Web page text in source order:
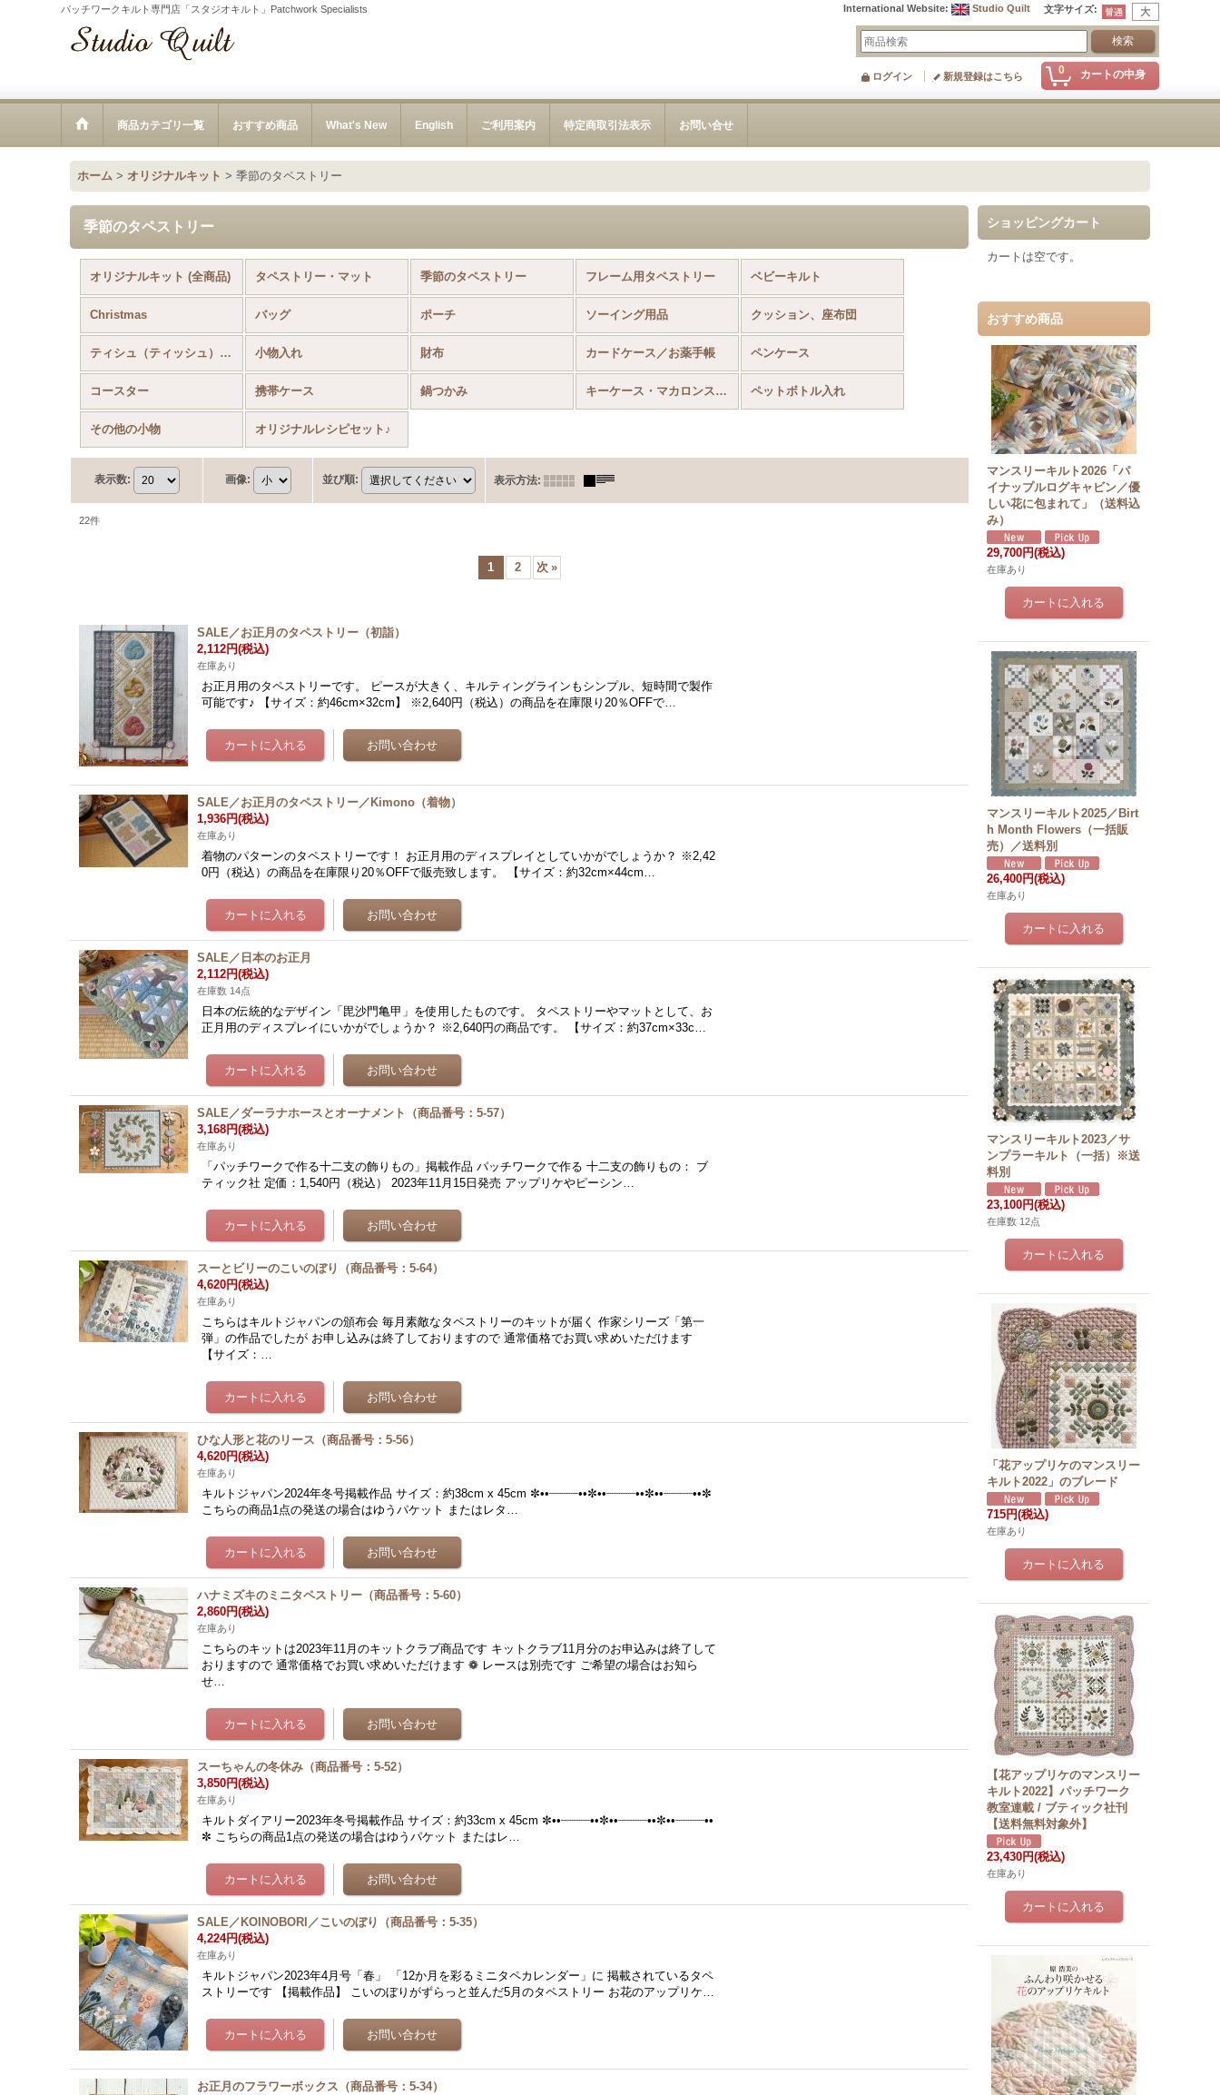
パッチワークキルト専門店「スタジオキルト」Patchwork Specialists 文字サイズ:
International Website: Studio Quilt
0 カートの中身
ログイン 新規登録はこちら
商品カテゴリ一覧 おすすめ商品 What's New English ご利用案内 特定商取引法表示 お問い合せ
ホーム > オリジナルキット > 季節のタペストリー
ショッピングカート
カートは空です。
おすすめ商品
マンスリーキルト2026「パ
イナップルログキャビン／優
しい花に包まれて」（送料込
み）
29,700円(税込)
在庫あり
マンスリーキルト2025／Birt
h Month Flowers（一括販
売）／送料別
26,400円(税込)
在庫あり
マンスリーキルト2023／サ
ンプラーキルト（一括）※送
料別
23,100円(税込)
在庫数 12点
「花アップリケのマンスリー
キルト2022」のブレード
715円(税込)
在庫あり
【花アップリケのマンスリー
キルト2022】パッチワーク
教室連載 / ブティック社刊
【送料無料対象外】
23,430円(税込)
在庫あり
季節のタペストリー
オリジナルキット (全商品) タペストリー・マット 季節のタペストリー フレーム用タペストリー ベビーキルト
Christmas バッグ ポーチ ソーイング用品 クッション、座布団
ティシュ（ティッシュ）ケース 小物入れ 財布 カードケース／お薬手帳 ペンケース
コースター 携帯ケース 鍋つかみ キーケース・マカロンストラップ ペットボトル入れ
その他の小物 オリジナルレシピセット♪
表示数: 画像: 並び順: 表示方法:
22件
1 2 次 »
SALE／お正月のタペストリー（初詣）
2,112円(税込)
在庫あり
お正月用のタペストリーです。 ピースが大きく、キルティングラインもシンプル、短時間で製作
可能です♪ 【サイズ：約46cm×32cm】 ※2,640円（税込）の商品を在庫限り20％OFFで…
SALE／お正月のタペストリー／Kimono（着物）
1,936円(税込)
在庫あり
着物のパターンのタペストリーです！ お正月用のディスプレイとしていかがでしょうか？ ※2,42
0円（税込）の商品を在庫限り20％OFFで販売致します。 【サイズ：約32cm×44cm…
SALE／日本のお正月
2,112円(税込)
在庫数 14点
日本の伝統的なデザイン「毘沙門亀甲」を使用したものです。 タペストリーやマットとして、お
正月用のディスプレイにいかがでしょうか？ ※2,640円の商品です。 【サイズ：約37cm×33c…
SALE／ダーラナホースとオーナメント（商品番号：5-57）
3,168円(税込)
在庫あり
「パッチワークで作る十二支の飾りもの」掲載作品 パッチワークで作る 十二支の飾りもの： ブ
ティック社 定価：1,540円（税込） 2023年11月15日発売 アップリケやピーシン…
スーとビリーのこいのぼり（商品番号：5-64）
4,620円(税込)
在庫あり
こちらはキルトジャパンの頒布会 毎月素敵なタペストリーのキットが届く 作家シリーズ「第一
弾」の作品でしたが お申し込みは終了しておりますので 通常価格でお買い求めいただけます
【サイズ：…
ひな人形と花のリース（商品番号：5-56）
4,620円(税込)
在庫あり
キルトジャパン2024年冬号掲載作品 サイズ：約38cm x 45cm ✼••┈┈┈┈••✼••┈┈┈┈••✼••┈┈┈┈••✼
こちらの商品1点の発送の場合はゆうパケット またはレタ…
ハナミズキのミニタペストリー（商品番号：5-60）
2,860円(税込)
在庫あり
こちらのキットは2023年11月のキットクラブ商品です キットクラブ11月分のお申込みは終了して
おりますので 通常価格でお買い求めいただけます ❁ レースは別売です ご希望の場合はお知ら
せ…
スーちゃんの冬休み（商品番号：5-52）
3,850円(税込)
在庫あり
キルトダイアリー2023年冬号掲載作品 サイズ：約33cm x 45cm ✼••┈┈┈┈••✼••┈┈┈┈••✼••┈┈┈┈••
✼ こちらの商品1点の発送の場合はゆうパケット またはレ…
SALE／KOINOBORI／こいのぼり（商品番号：5-35）
4,224円(税込)
在庫あり
キルトジャパン2023年4月号「春」 「12か月を彩るミニタペカレンダー」に 掲載されているタペ
ストリーです 【掲載作品】 こいのぼりがずらっと並んだ5月のタペストリー お花のアップリケ…
お正月のフラワーボックス（商品番号：5-34）